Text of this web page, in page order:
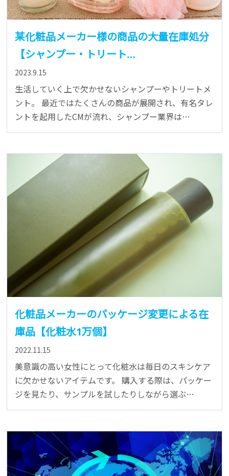
某化粧品メーカー様の商品の大量在庫処分
【シャンプー・トリート…
2023.9.15
生活していく上で欠かせないシャンプーやトリートメ
ント。 最近ではたくさんの商品が展開され、有名タレ
ントを起用したCMが流れ、シャンプー業界は…
化粧品メーカーのパッケージ変更による在
庫品【化粧水1万個】
2022.11.15
美意識の高い女性にとって化粧水は毎日のスキンケア
に欠かせないアイテムです。 購入する際は、パッケー
ジを見たり、サンプルを試したりしながら選ぶ…